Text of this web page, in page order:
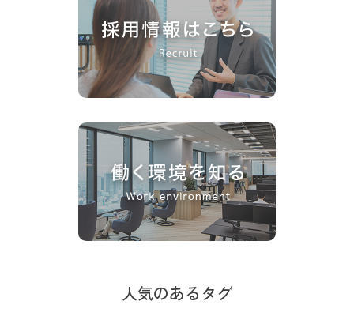
人気のあるタグ